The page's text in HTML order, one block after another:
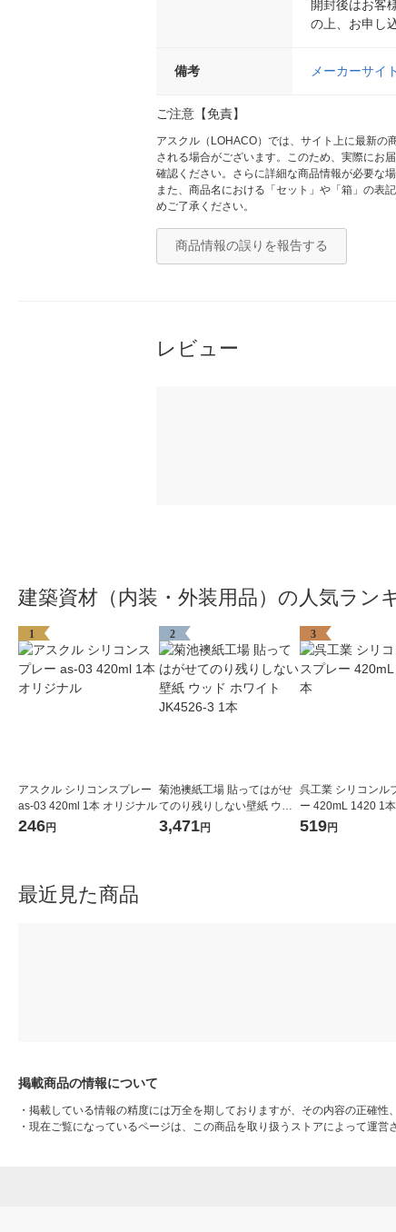
開封後はお客
の上、お申し
備考 メーカーサイ
ご注意【免責】
アスクル（LOHACO）では、サイト上に最新の
される場合がございます。このため、実際にお
確認ください。さらに詳細な商品情報が必要な
また、商品名における「セット」や「箱」の表
めご了承ください。
商品情報の誤りを報告する
レビュー
建築資材（内装・外装用品）の人気ラン
1
アスクル シリコンスプレー
as-03 420ml 1本 オリジナル
246円
2
菊池襖紙工場 貼ってはがせ
てのり残りしない壁紙 ウッ
ド ホワイト JK4526-3 1本
3,471円
3
呉工業 シリコンル
ー 420mL 1420 1本
519円
最近見た商品
掲載商品の情報について
・ 掲載している情報の精度には万全を期しておりますが、その内容の正確性
・ 現在ご覧になっているページは、この商品を取り扱うストアによって運